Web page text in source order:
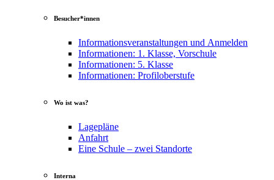
Besucher*innen
Informationsveranstaltungen und Anmelden
Informationen: 1. Klasse, Vorschule
Informationen: 5. Klasse
Informationen: Profiloberstufe
Wo ist was?
Lagepläne
Anfahrt
Eine Schule – zwei Standorte
Interna